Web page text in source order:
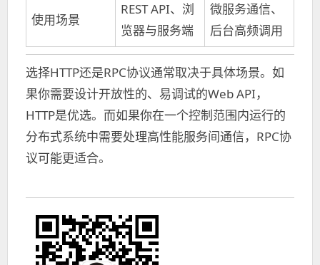
使用场景
REST API、浏
览器与服务端
微服务通信、
后台高频调用
选择HTTP还是RPC协议通常取决于具体场景。如
果你需要设计开放性的、易调试的Web API，
HTTP是优选。而如果你在一个控制范围内运行的
分布式系统中需要处理高性能服务间通信，RPC协
议可能更适合。